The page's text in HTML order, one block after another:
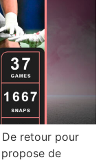
De retour pour
de